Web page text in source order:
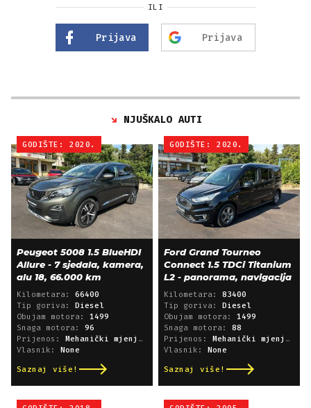
ILI
Prijava Prijava
NJUŠKALO AUTI
GODIŠTE: 2020.
Peugeot 5008 1.5 BlueHDI
Allure - 7 sjedala, kamera,
alu 18, 66.000 km
Kilometara: 66400
Tip goriva: Diesel
Obujam motora: 1499
Snaga motora: 96
Prijenos: Mehanički mjenjač
Vlasnik: None
Saznaj više!
GODIŠTE: 2020.
Ford Grand Tourneo
Connect 1.5 TDCi Titanium
L2 - panorama, navigacija
Kilometara: 83400
Tip goriva: Diesel
Obujam motora: 1499
Snaga motora: 88
Prijenos: Mehanički mjenjač
Vlasnik: None
Saznaj više!